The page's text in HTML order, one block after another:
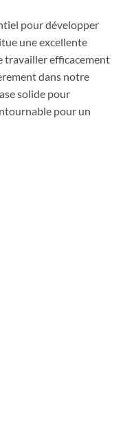
pour développer
une excellente
travailler efficacement
dans notre
solide pour
pour un